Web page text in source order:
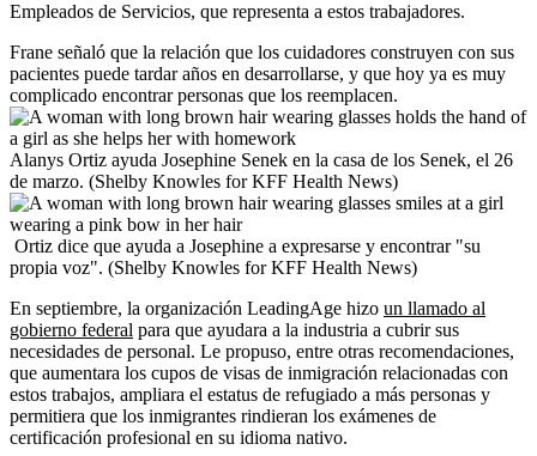
Empleados de Servicios, que representa a estos trabajadores.
Frane señaló que la relación que los cuidadores construyen con sus
pacientes puede tardar años en desarrollarse, y que hoy ya es muy
complicado encontrar personas que los reemplacen.
Alanys Ortiz ayuda Josephine Senek en la casa de los Senek, el 26
de marzo. (Shelby Knowles for KFF Health News)
Ortiz dice que ayuda a Josephine a expresarse y encontrar "su
propia voz". (Shelby Knowles for KFF Health News)
En septiembre, la organización LeadingAge hizo un llamado al
gobierno federal para que ayudara a la industria a cubrir sus
necesidades de personal. Le propuso, entre otras recomendaciones,
que aumentara los cupos de visas de inmigración relacionadas con
estos trabajos, ampliara el estatus de refugiado a más personas y
permitiera que los inmigrantes rindieran los exámenes de
certificación profesional en su idioma nativo.